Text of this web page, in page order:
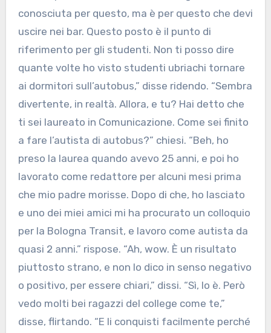
conosciuta per questo, ma è per questo che devi
uscire nei bar. Questo posto è il punto di
riferimento per gli studenti. Non ti posso dire
quante volte ho visto studenti ubriachi tornare
ai dormitori sull’autobus,” disse ridendo. “Sembra
divertente, in realtà. Allora, e tu? Hai detto che
ti sei laureato in Comunicazione. Come sei finito
a fare l’autista di autobus?” chiesi. “Beh, ho
preso la laurea quando avevo 25 anni, e poi ho
lavorato come redattore per alcuni mesi prima
che mio padre morisse. Dopo di che, ho lasciato
e uno dei miei amici mi ha procurato un colloquio
per la Bologna Transit, e lavoro come autista da
quasi 2 anni.” rispose. “Ah, wow. È un risultato
piuttosto strano, e non lo dico in senso negativo
o positivo, per essere chiari,” dissi. “Sì, lo è. Però
vedo molti bei ragazzi del college come te,”
disse, flirtando. “E li conquisti facilmente perché